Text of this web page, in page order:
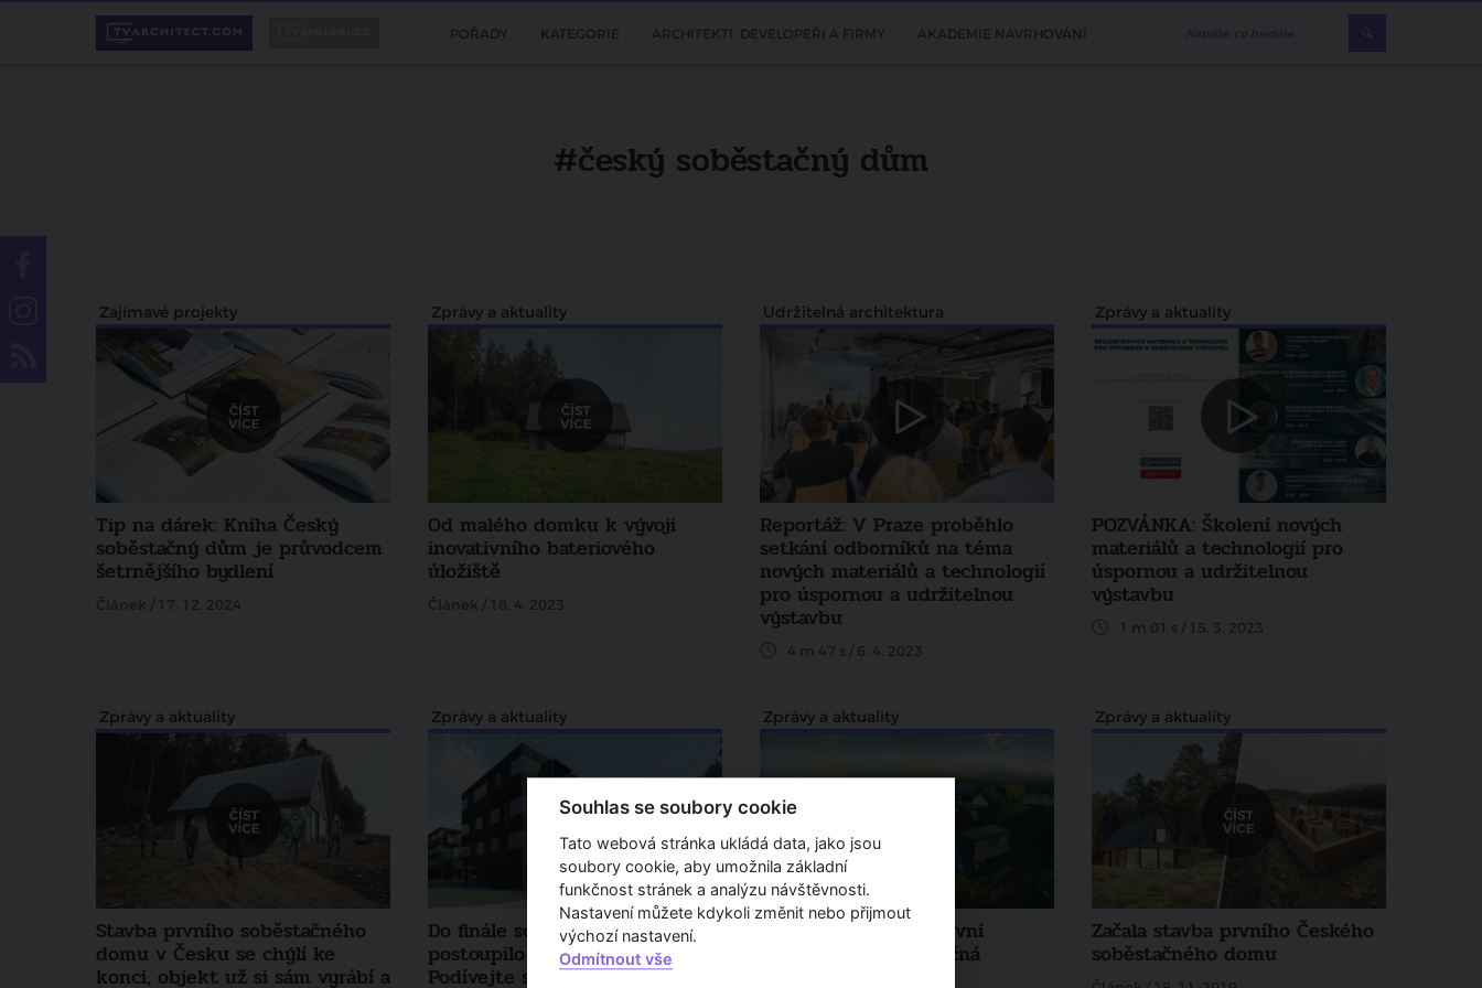
POŘADY KATEGORIE ARCHITEKTI, DEVELOPEŘI A FIRMY AKADEMIE NAVRHOVÁNÍ
#český soběstačný dům
Zajímavé projekty
Tip na dárek: Kniha Český
soběstačný dům je průvodcem
šetrnějšího bydlení
Článek / 17. 12. 2024
Zprávy a aktuality
Od malého domku k vývoji
inovativního bateriového
úložiště
Článek / 18. 4. 2023
Udržitelná architektura
Reportáž: V Praze proběhlo
setkání odborníků na téma
nových materiálů a technologií
pro úspornou a udržitelnou
výstavbu
4 m 47 s / 6. 4. 2023
Zprávy a aktuality
POZVÁNKA: Školení nových
materiálů a technologií pro
úspornou a udržitelnou
výstavbu
1 m 01 s / 15. 3. 2023
Zprávy a aktuality
Stavba prvního soběstačného
domu v Česku se chýlí ke
konci, objekt už si sám vyrábí a
Zprávy a aktuality
Do finále soutěže Green District
postoupilo osm finalistů.
Podívejte se na jejich návrhy
Zprávy a aktuality
V Česku se chystá první
energeticky soběstačná
Zprávy a aktuality
Začala stavba prvního Českého
soběstačného domu
Souhlas se soubory cookie
Tato webová stránka ukládá data, jako jsou
soubory cookie, aby umožnila základní
funkčnost stránek a analýzu návštěvnosti.
Nastavení můžete kdykoli změnit nebo přijmout
výchozí nastavení.
Odmítnout vše